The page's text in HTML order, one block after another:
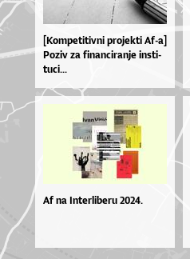
[Kom­pe­ti­tiv­ni pro­jek­ti Af-a]
Po­ziv za fi­nan­ci­ra­nje in­sti­
tu­ci...
Af na Interliberu 2024.